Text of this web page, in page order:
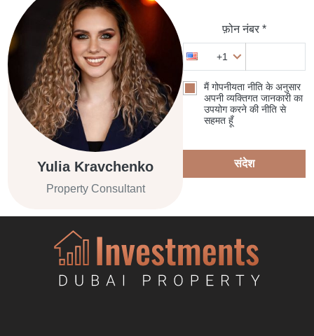
Yulia Kravchenko
Property Consultant
फ़ोन नंबर *
+1
मैं गोपनीयता नीति के अनुसार
अपनी व्यक्तिगत जानकारी का
उपयोग करने की नीति से
सहमत हूँ
संदेश